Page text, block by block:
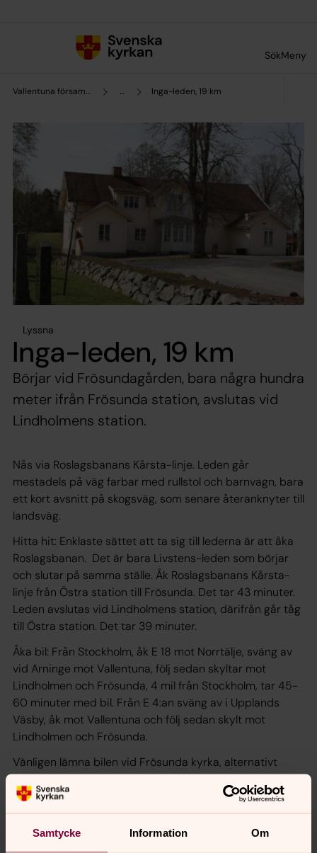
Samtycke Information Om
SökMeny
Vallentuna församling ... Inga-leden, 19 km
Lyssna
Inga-leden, 19 km
Börjar vid Frösundagården, bara några hundra
meter ifrån Frösunda station, avslutas vid
Lindholmens station.
Nås via Roslagsbanans Kårsta-linje. Leden går
mestadels på väg farbar med rullstol och barnvagn, bara
ett kort avsnitt på skogsväg, som senare återanknyter till
landsväg.
Hitta hit: Enklaste sättet att ta sig till lederna är att åka
Roslagsbanan. Det är bara Livstens-leden som börjar
och slutar på samma ställe. Åk Roslagsbanans Kårsta-
linje från Östra station till Frösunda. Det tar 43 minuter.
Leden avslutas vid Lindholmens station, därifrån går tåg
till Östra station. Det tar 39 minuter.
Åka bil: Från Stockholm, åk E 18 mot Norrtälje, sväng av
vid Arninge mot Vallentuna, följ sedan skyltar mot
Lindholmen och Frösunda, 4 mil från Stockholm, tar 45-
60 minuter med bil. Från E 4:an sväng av i Upplands
Väsby, åk mot Vallentuna och följ sedan skylt mot
Lindholmen och Frösunda.
Vänligen lämna bilen vid Frösunda kyrka, alternativt
infartsparkeringen vid Lindholmens station. Lederna är
avsedda för vandrare, rullstolsburna och barnvagnar.
Vandringskarta Pilgrim Vallentuna, (PDF-fil).